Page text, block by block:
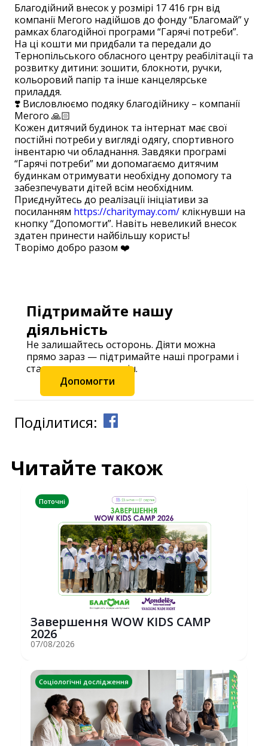
Благодійний внесок у розмірі 17 416 грн від
компанії Мегого надійшов до фонду “Благомай” у
рамках благодійної програми “Гарячі потреби”.
На ці кошти ми придбали та передали до
Тернопільського обласного центру реабілітації та
розвитку дитини: зошити, блокноти, ручки,
кольоровий папір та інше канцелярське
приладдя.
❣️ Висловлюємо подяку благодійнику – компанії
Мегого 🙏🏻
Кожен дитячий будинок та інтернат має свої
постійні потреби у вигляді одягу, спортивного
інвентарю чи обладнання. Завдяки програмі
“Гарячі потреби” ми допомагаємо дитячим
будинкам отримувати необхідну допомогу та
забезпечувати дітей всім необхідним.
Приєднуйтесь до реалізації ініціативи за
посиланням https://charitymay.com/ клікнувши на
кнопку “Допомогти”. Навіть невеликий внесок
здатен принести найбільшу користь!
Творімо добро разом ❤️
Підтримайте нашу
діяльність
Не залишайтесь осторонь. Діяти можна
прямо зараз — підтримайте наші програми і
станьте частиною змін.
Допомогти
Поділитися:
Читайте також
Поточні
Завершення WOW KIDS CAMP
2026
07/08/2026
Соціологічні дослідження